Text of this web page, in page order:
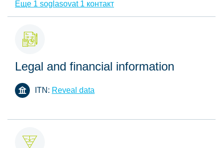
Еще 1 soglasovat 1 контакт
Legal and financial information
ITN: Reveal data